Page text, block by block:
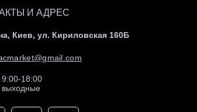
И АДРЕС
Киев, ул. Кириловская 160Б
18:00